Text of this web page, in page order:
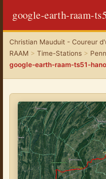
google-earth-raam-
Christian Mauduit - Coureur
RAAM > Time-Stations>
google-earth-raam-ts51-